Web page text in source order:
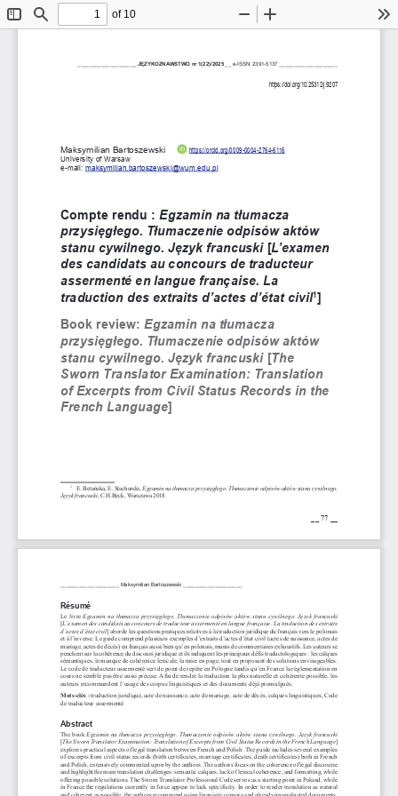
ToggleFind
of 10
Zoom
__ 77 __
JĘZYKOZNAWSTWO nr 1(22)/2025 __ e-ISSN: 2391-5137 ____________________
https://doi.org/10.25312/j.9207
Maksymilian Bartoszewski
https://orcid.org/0009-0004-2764-6116
University of Warsaw
e-mail: maksymilian.bartoszewski@wum.edu.pl
Compte rendu : Egzamin na tłumacza
przysięgłego. Tłumaczenie odpisów aktów
stanu cywilnego. Język francuski [L’examen
des candidats au concours de traducteur
assermenté en langue française. La
traduction des extraits d’actes d’état civil1]
Book review: Egzamin na tłumacza
przysięgłego. Tłumaczenie odpisów aktów
stanu cywilnego. Język francuski [The
Sworn Translator Examination: Translation
of Excerpts from Civil Status Records in the
French Language]
1
  E. Betańska, E. Stachurski,
Egzamin na tłumacza przysięgłego. Tłumaczenie odpisów aktów stanu cywilnego.
Język francuski, C.H.Beck, Warszawa 2018.
____________________ Maksymilian Bartoszewski ____________________
Résumé
Le livre Egzamin na tłumacza przysięgłego. Tłumaczenie odpisów aktów stanu cywilnego. Język francuski
[L’examen des candidats au concours de traducteur assermenté en langue française. La traduction des extraits
d’actes d’état civil] aborde les questions pratiques relatives à la traduction juridique du français vers le polonais
et à l’inverse. Le guide comprend plusieurs exemples d’extraits d’actes d’état civil (actes de naissance, actes de
mariage, actes de décès) en français aussi bien qu’en polonais, munis de commentaires exhaustifs. Les auteurs se
penchent sur la cohérence du discours juridique et ils indiquent les principaux défis traductologiques : les calques
sémantiques, le manque de cohérence lexicale, la mise en page, tout en proposant des solutions envisageables.
Le code de traducteur assermenté sert de point de repère en Pologne tandis qu’en France la réglementation en
cours ne semble pas être aussi précise. Afin de rendre la traduction la plus naturelle et cohérente possible, les
auteurs recommandent l’usage des corpus linguistiques et des documents déjà promulgués.
Mots-clés : traduction juridique, acte de naissance, acte de mariage, acte de décès, calques linguistiques, Code
de traducteur assermenté
Abstract
The book Egzamin na tłumacza przysięgłego. Tłumaczenie odpisów aktów stanu cywilnego. Język francuski
[The Sworn Translator Examination: Translation of Excerpts from Civil Status Records in the French Language]
explores practical aspects of legal translation between French and Polish. The guide includes several examples
of excerpts from civil status records (birth certificates, marriage certificates, death certificates) both in French
and Polish, extensively commented upon by the authors. The authors focus on the coherence of legal discourse
and highlight the main translation challenges: semantic calques, lack of lexical coherence, and formatting, while
offering possible solutions. The Sworn Translator Professional Code serves as a starting point in Poland, while
in France the regulations currently in force appear to lack specificity. In order to render translation as natural
and coherent as possible, the authors recommend using linguistic corpora and already promulgated documents.